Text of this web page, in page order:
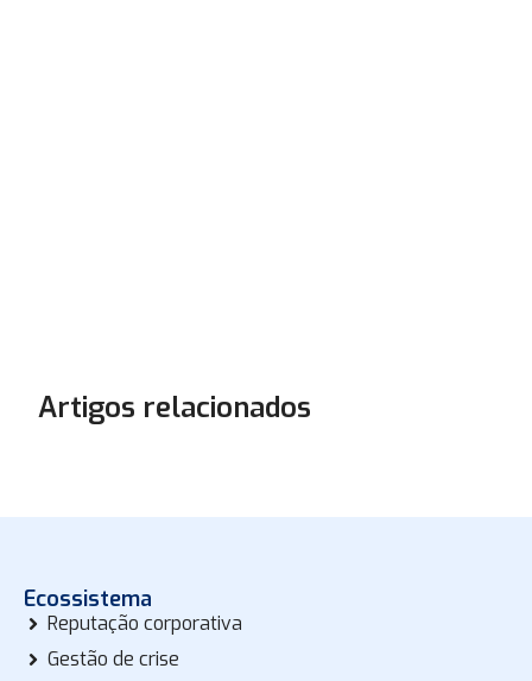
Artigos relacionados
Ecossistema
Reputação corporativa
Gestão de crise